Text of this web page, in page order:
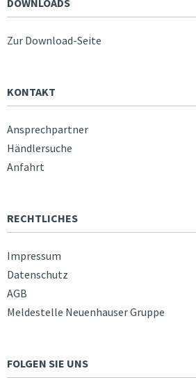
DOWNLOADS
Zur Download-Seite
KONTAKT
Ansprechpartner
Händlersuche
Anfahrt
RECHTLICHES
Impressum
Datenschutz
AGB
Meldestelle Neuenhauser Gruppe
FOLGEN SIE UNS